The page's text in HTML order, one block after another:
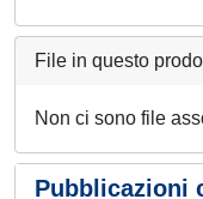
File in questo
Non ci sono file
Pubblicazioni